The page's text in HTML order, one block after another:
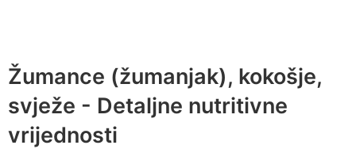
Žumance (žumanjak), kokošje,
svježe - Detaljne nutritivne
vrijednosti